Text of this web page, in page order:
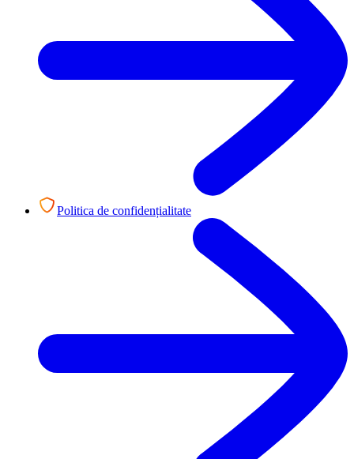
Politica de confidențialitate